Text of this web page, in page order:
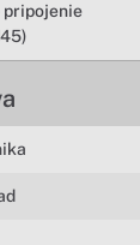
pripojenie